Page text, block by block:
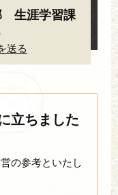
生涯学習課
送る
立ちました
の参考といたし